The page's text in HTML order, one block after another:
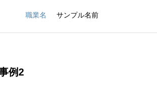
職業名 サンプル名前
例2